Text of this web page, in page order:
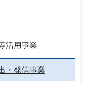
活用事業
・発信事業